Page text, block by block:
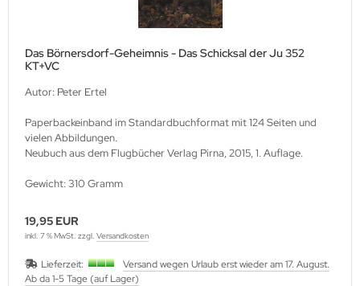
Das Börnersdorf-Geheimnis - Das Schicksal der Ju 352
KT+VC
Autor: Peter Ertel
Paperbackeinband im Standardbuchformat mit 124 Seiten und
vielen Abbildungen.
Neubuch aus dem Flugbücher Verlag Pirna, 2015, 1. Auflage.
Gewicht: 310 Gramm
19,95 EUR
inkl. 7 % MwSt. zzgl. Versandkosten
Lieferzeit:
Versand wegen Urlaub erst wieder am 17. August.
Ab da 1-5 Tage (auf Lager)